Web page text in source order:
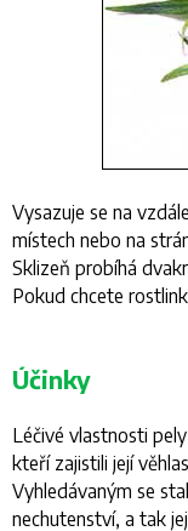
Vysazuje se na
místech nebo na
Sklizeň probíhá
Pokud chcete
Účinky
Léčivé vlastnosti
kteří zajistili její
Vyhledávaným se
nechutenství, a tak